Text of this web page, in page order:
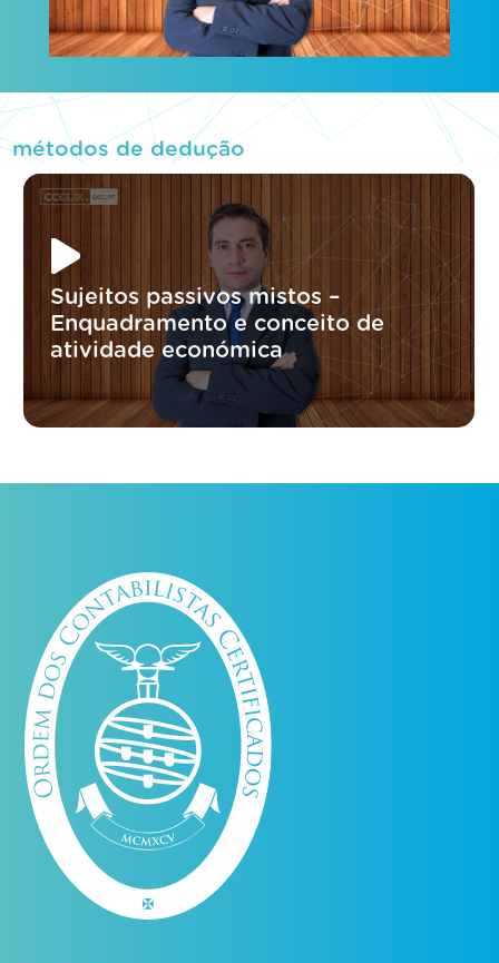
métodos de dedução
Sujeitos passivos mistos –
Enquadramento e conceito de
atividade económica